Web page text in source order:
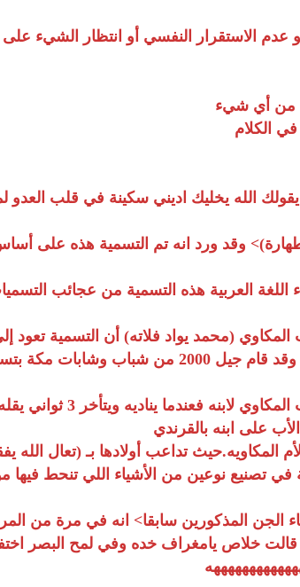
عدم الاستقرار النفسي أو انتظار الشيء
من أي شيء
الكلام
الله يخليك اديني سكينة في قلب العدو
وقد ورد انه تم التسمية هذه على
العربية هذه التسمية من عجائب
(محمد يواد فلاته) أن التسمية تعود
العالمية> الأولى حيث استخدم أول مره كمخزن للذخائر وسمي في مكة بالدقيسي ،> وقد قام جيل 2000 من شباب
القرندي:بفتح القاف والراء وتسكين النون وكسر الدال وهذا نوع من
على ابنه بالقرندي
تداعب أولادها بـ (تعال الله
في تصنيع نوعين من الأشياء اللي تنحط فيها
الجن المذكورين سابقا> انه في مرة من
خلاص يامغراف خده وفي لمح البصر